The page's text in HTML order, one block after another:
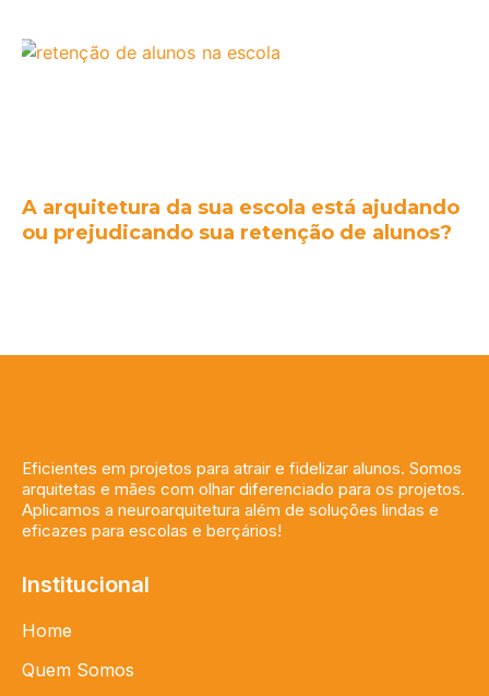
A arquitetura da sua escola está ajudando
ou prejudicando sua retenção de alunos?
Eficientes em projetos para atrair e fidelizar alunos. Somos
arquitetas e mães com olhar diferenciado para os projetos.
Aplicamos a neuroarquitetura além de soluções lindas e
eficazes para escolas e berçários!
Institucional
Home
Quem Somos